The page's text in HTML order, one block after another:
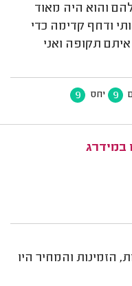
והוא היה מאוד
ודחף קדימה כדי
תקופה ואני
9 יחס 9
במידרג
הזמינות והמחיר היו